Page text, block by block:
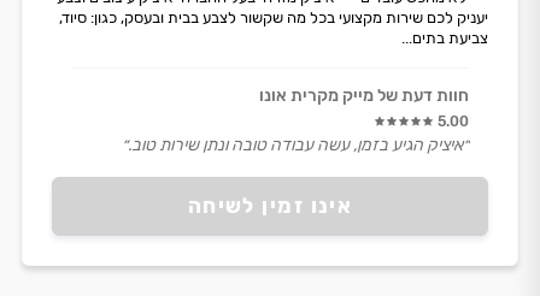
אינו זמין לשיחה
יעניק לכם שירות מקצועי בכל מה שקשור לצבע בבית ובעסק, כגון: סיוד,
צביעת בתים...
חוות דעת של מייק מקרית אונו
5.00
״איציק הגיע בזמן, עשה עבודה טובה ונתן שירות טוב.״